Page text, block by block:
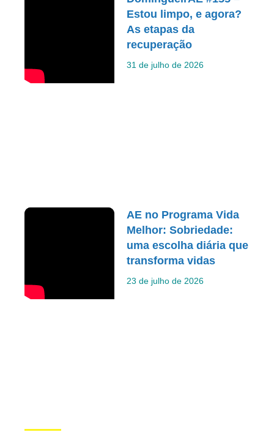
Estou limpo, e agora?
As etapas da
recuperação
31 de julho de 2026
AE no Programa Vida
Melhor: Sobriedade:
uma escolha diária que
transforma vidas
23 de julho de 2026